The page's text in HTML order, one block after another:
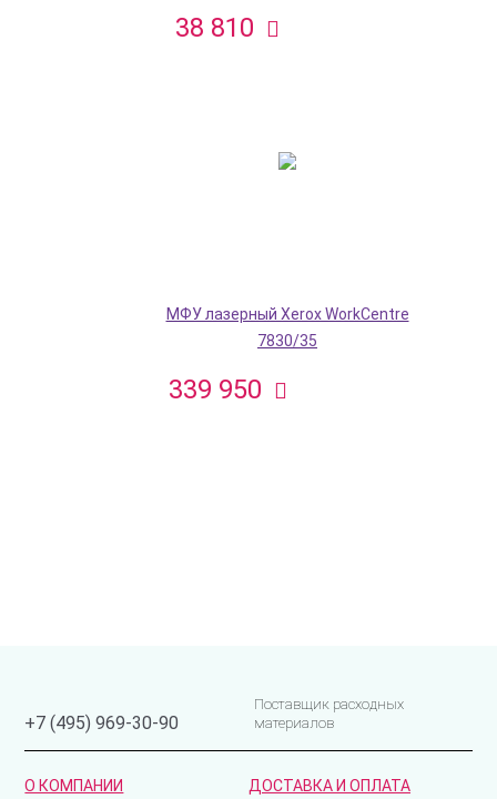
38 810
МФУ лазерный Xerox WorkCentre
7830/35
339 950
+7 (495) 969-30-90
Поставщик расходных
материалов
О КОМПАНИИ ДОСТАВКА И ОПЛАТА